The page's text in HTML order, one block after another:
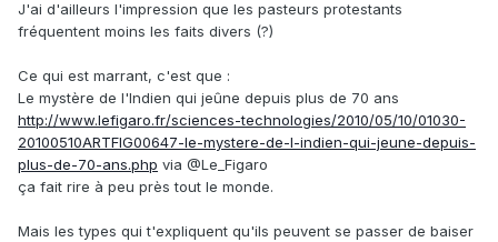
J'ai d'ailleurs l'impression que les pasteurs protestants
fréquentent moins les faits divers (?)
Ce qui est marrant, c'est que :
Le mystère de l'Indien qui jeûne depuis plus de 70 ans
http://www.lefigaro.fr/sciences-technologies/2010/05/10/01030-
20100510ARTFIG00647-le-mystere-de-l-indien-qui-jeune-depuis-
plus-de-70-ans.php via @Le_Figaro
ça fait rire à peu près tout le monde.
Mais les types qui t'expliquent qu'ils peuvent se passer de baiser